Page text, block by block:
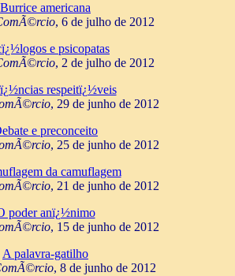
Burrice americana
, 6 de julho de 2012
e psicopatas
, 2 de julho de 2012
respeitï¿½veis
, 29 de junho de 2012
e preconceito
, 25 de junho de 2012
da camuflagem
, 21 de junho de 2012
poder anï¿½nimo
, 15 de junho de 2012
A palavra-gatilho
, 8 de junho de 2012